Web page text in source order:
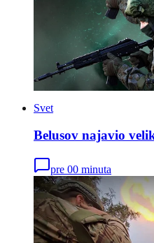
Svet
Belusov najavio
pre 00 minuta